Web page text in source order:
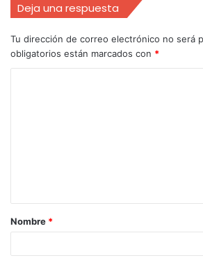
Deja una respuesta
Tu dirección de correo electrónico no será
obligatorios están marcados con *
Nombre *